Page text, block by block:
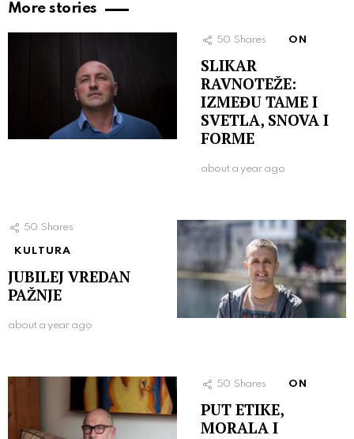
More stories
50 Shares ON
SLIKAR
RAVNOTEŽE:
IZMEĐU TAME I
SVETLA, SNOVA I
FORME
about a year ago
50 Shares
KULTURA
JUBILEJ VREDAN
PAŽNJE
about a year ago
50 Shares ON
PUT ETIKE,
MORALA I